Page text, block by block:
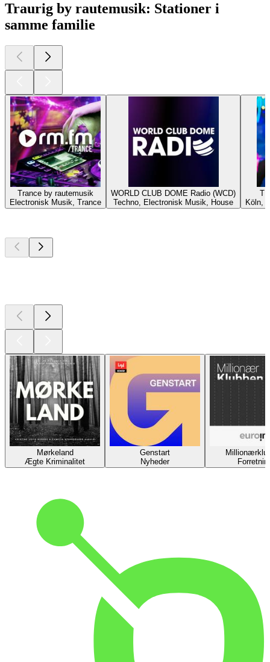
Traurig by rautemusik: Stationer i
samme familie
Trance by rautemusik
Electronisk Musik, Trance
WORLD CLUB DOME Radio (WCD)
Techno, Electronisk Musik, House
Köln,
Mørkeland
Ægte Kriminalitet
Genstart
Nyheder